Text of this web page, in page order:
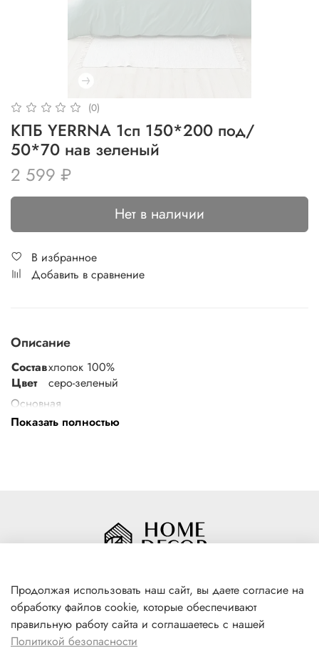
(0)
КПБ YERRNA 1сп 150*200 под/
50*70 нав зеленый
2 599 ₽
Нет в наличии
В избранное
Добавить в сравнение
Описание
Основная
информация
Составхлопок 100%
Цвет
серо-зеленый
Показать полностью
+7(996) 316 00 81
г. Якутск, ул. Лермонтова 102
Продолжая использовать наш сайт, вы даете согласие на
обработку файлов cookie, которые обеспечивают
правильную работу сайта и соглашаетесь с нашей
Политикой безопасности